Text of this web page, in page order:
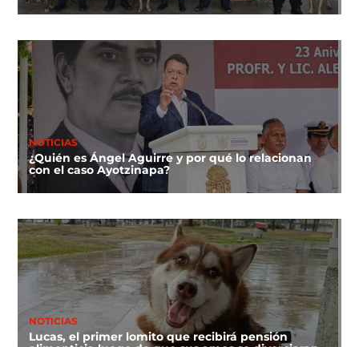
NOTICIAS
¿Quién es Ángel Aguirre y por qué lo relacionan
con el caso Ayotzinapa?
NOTICIAS
Lucas, el primer lomito que recibirá pensión